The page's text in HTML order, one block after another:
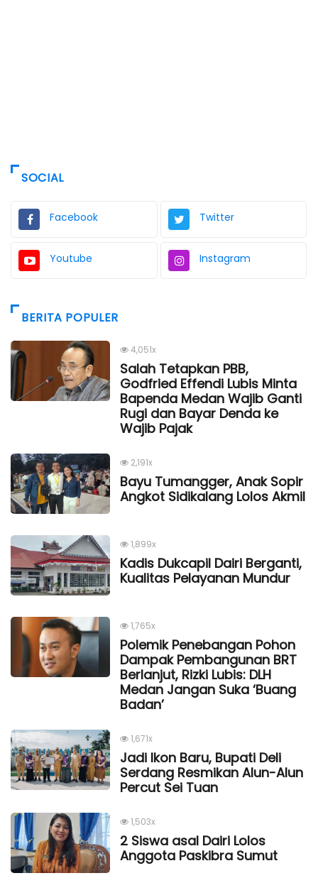
SOCIAL
Facebook Twitter
Youtube Instagram
BERITA POPULER
4,051x
Salah Tetapkan PBB,
Godfried Effendi Lubis Minta
Bapenda Medan Wajib Ganti
Rugi dan Bayar Denda ke
Wajib Pajak
2,191x
Bayu Tumangger, Anak Sopir
Angkot Sidikalang Lolos Akmil
1,899x
Kadis Dukcapil Dairi Berganti,
Kualitas Pelayanan Mundur
1,765x
Polemik Penebangan Pohon
Dampak Pembangunan BRT
Berlanjut, Rizki Lubis: DLH
Medan Jangan Suka ‘Buang
Badan’
1,671x
Jadi Ikon Baru, Bupati Deli
Serdang Resmikan Alun-Alun
Percut Sei Tuan
1,503x
2 Siswa asal Dairi Lolos
Anggota Paskibra Sumut